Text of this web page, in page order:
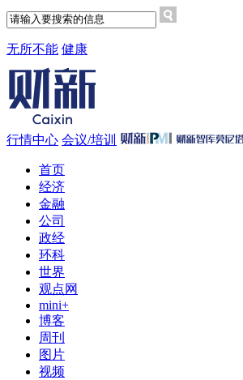
无所不能 健康
行情中心 会议/培训
首页
经济
金融
公司
政经
环科
世界
观点网
mini+
博客
周刊
图片
视频